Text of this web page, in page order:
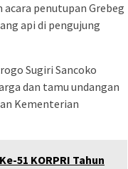
penutupan Grebeg
api di pengujung
Sugiri Sancoko
dan tamu undangan
Kementerian
51 KORPRI Tahun